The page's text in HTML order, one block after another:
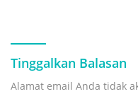
Tinggalkan Balasan
Alamat email Anda tidak